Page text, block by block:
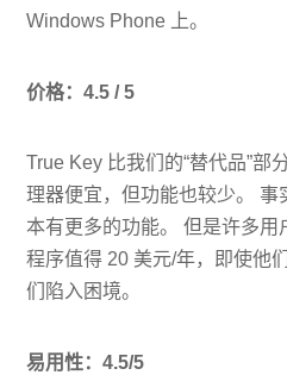
Windows Phone 上。
价格：4.5 / 5
True Key 比我们的“替代品”部
理器便宜，但功能也较少。 事
本有更多的功能。 但是许多用
程序值得 20 美元/年，即使他
们陷入困境。
易用性：4.5/5